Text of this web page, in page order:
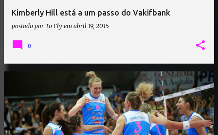
Kimberly Hill está a um passo do Vakifbank
postado por To Fly em abril 19, 2015
0